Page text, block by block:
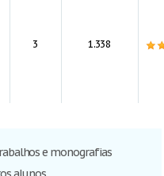
3 1.338
e monografias